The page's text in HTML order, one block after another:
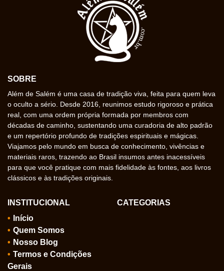
SOBRE
Além de Salém é uma casa de tradição viva, feita para quem leva
o oculto a sério. Desde 2016, reunimos estudo rigoroso e prática
real, com uma ordem própria formada por membros com
décadas de caminho, sustentando uma curadoria de alto padrão
e um repertório profundo de tradições espirituais e mágicas.
Viajamos pelo mundo em busca de conhecimento, vivências e
materiais raros, trazendo ao Brasil insumos antes inacessíveis
para que você pratique com mais fidelidade às fontes, aos livros
clássicos e às tradições originais.
INSTITUCIONAL
Início
Quem Somos
Nosso Blog
Termos e Condições
Gerais
CATEGORIAS